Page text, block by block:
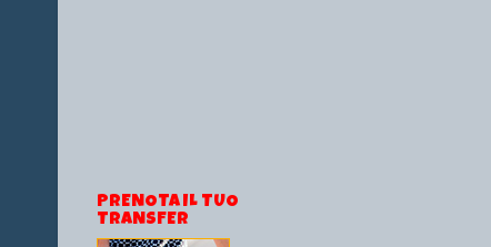
PRENOTA IL TUO
TRANSFER